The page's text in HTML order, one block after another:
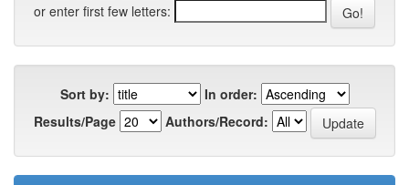
or enter first few letters:
Sort by:
In order:
Results/Page
Authors/Record: